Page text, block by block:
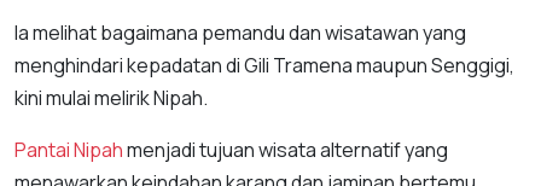
Ia melihat bagaimana pemandu dan wisatawan yang
menghindari kepadatan di Gili Tramena maupun Senggigi,
kini mulai melirik Nipah.
Pantai Nipahmenjadi tujuan wisata alternatif yang